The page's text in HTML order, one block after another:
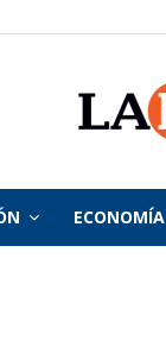
ECONOMÍA